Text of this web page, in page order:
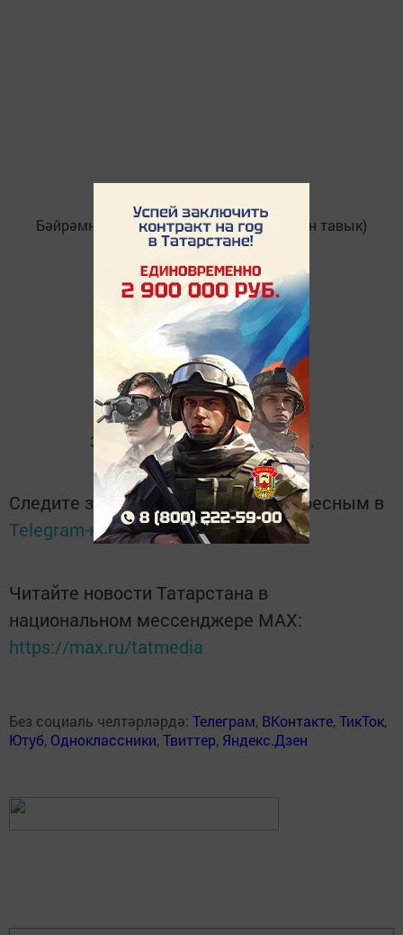
Бәйрәмнең төп химаячеләре - әтәч белән тавык)
Замирә Сәмигуллина фотолары.
Следите за самым важным и интересным в
Telegram-каналеТатмедиа
Читайте новости Татарстана в
национальном мессенджере MАХ:
https://max.ru/tatmedia
Без социаль челтәрләрдә: Телеграм, ВКонтакте,ТикТок,
Ютуб, Одноклассники,Твиттер, Яндекс.Дзен